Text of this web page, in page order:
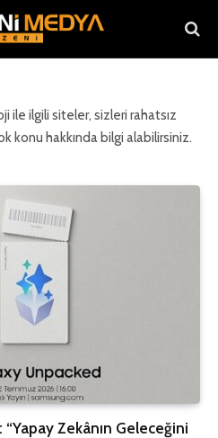
ile ilgili siteler, sizleri rahatsız
konu hakkında bilgi alabilirsiniz.
“Yapay Zekânın Geleceğini